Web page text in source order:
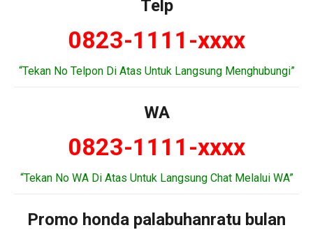
Telp
0823-1111-xxxx
“Tekan No Telpon Di Atas Untuk Langsung Menghubungi”
WA
0823-1111-xxxx
“Tekan No WA Di Atas Untuk Langsung Chat Melalui WA”
Promo honda palabuhanratu bulan